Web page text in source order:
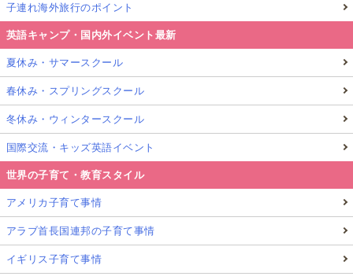
子連れ海外旅行のポイント
英語キャンプ・国内外イベント最新
夏休み・サマースクール
春休み・スプリングスクール
冬休み・ウィンタースクール
国際交流・キッズ英語イベント
世界の子育て・教育スタイル
アメリカ子育て事情
アラブ首長国連邦の子育て事情
イギリス子育て事情